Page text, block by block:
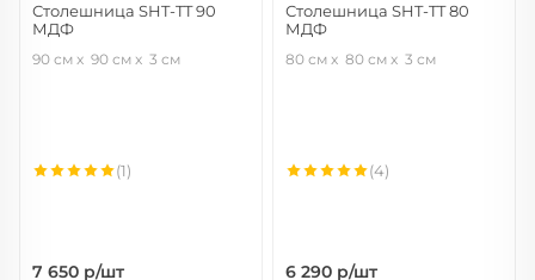
Столешница SHT-TT 90
МДФ
90 см 90 см 3 см
7 650 р/шт
(1)
Столешница SHT-TT 80
МДФ
80 см 80 см 3 см
6 290 р/шт
(4)